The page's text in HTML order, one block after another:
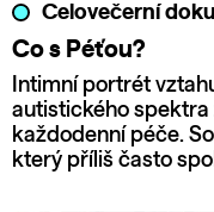
Celovečerní
Co s Péťou?
Intimní portrét
autistického spektra
každodenní péče.
který příliš často